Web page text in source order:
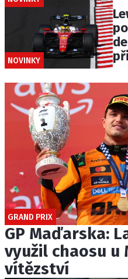
NOVINKY
GRAND PRIX
GP Maďarska:
využil chaosu u
vítězství